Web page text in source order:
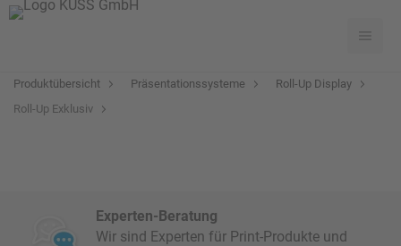
Produktübersicht Präsentationssysteme
Roll-Up Display
Roll-Up Exklusiv
Experten-Beratung
Wir sind Experten für Print-Produkte und